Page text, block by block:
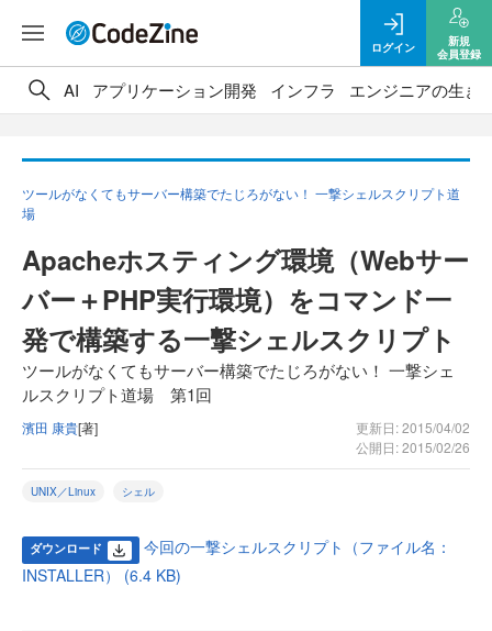
ログイン
新規
会員登録
AI アプリケーション開発 インフラ エンジニアの生き
ツールがなくてもサーバー構築でたじろがない！ 一撃シェルスクリプト道
場
Apacheホスティング環境（Webサー
バー＋PHP実行環境）をコマンド一
発で構築する一撃シェルスクリプト
ツールがなくてもサーバー構築でたじろがない！ 一撃シェ
ルスクリプト道場 第1回
濱田 康貴[著]
更新日: 2015/04/02
公開日: 2015/02/26
UNIX／Linux シェル
ダウンロード
今回の一撃シェルスクリプト（ファイル名：
INSTALLER） (6.4 KB)